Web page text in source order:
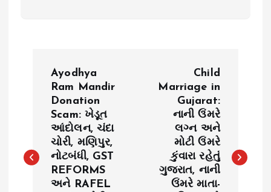
t
Ayodhya
Ram Mandir
Donation
Scam: ખેડૂત
આંદોલન, ચંદા
ચોરી, મણિપુર,
નોટબંધી, GST
REFORMS
અને RAFEL
Child
Marriage in
Gujarat:
નાની ઉંમરે
લગ્ન અને
મોટી ઉંમરે
કુંવારા રહેતું
ગુજરાત, નાની
ઉંમરે માતા-